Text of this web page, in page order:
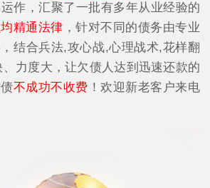
作，汇聚了一批有多年从业经验的
精通法律 ，针对不同的债务由专业
结合兵法,攻心战,心理战术,花样翻
力度大，让欠债人达到迅速还款的
不成功不收费 ！欢迎新老客户来电